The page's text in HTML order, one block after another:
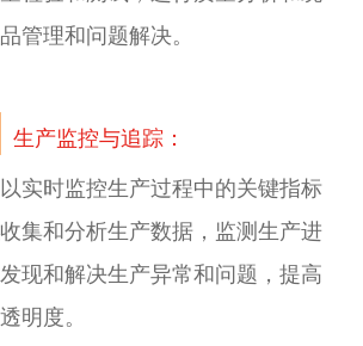
管理和问题解决。
生产监控与追踪：
实时监控生产过程中的关键指标
集和分析生产数据，监测生产进
现和解决生产异常和问题，提高
明度。